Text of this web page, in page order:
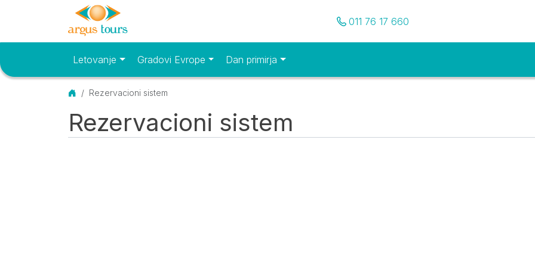
Pozovite nas
011 76 17 660
Osnovni meniLetovanje Gradovi Evrope Dan primirja
Početna
Rezervacioni sistem
Rezervacioni sistem